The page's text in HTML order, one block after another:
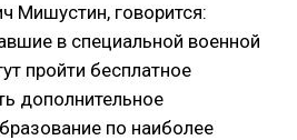
Мишустин, говорится:
в специальной военной
пройти бесплатное
дополнительное
по наиболее